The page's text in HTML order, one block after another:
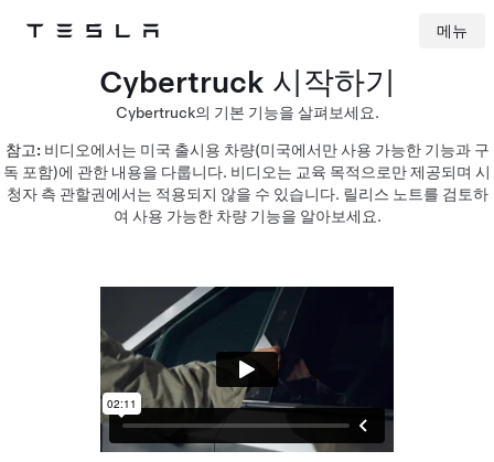
Tesla 메뉴
Cybertruck 시작하기
Cybertruck의 기본 기능을 살펴보세요.
참고: 비디오에서는 미국 출시용 차량(미국에서만 사용 가능한 기능과 구
독 포함)에 관한 내용을 다룹니다. 비디오는 교육 목적으로만 제공되며 시
청자 측 관할권에서는 적용되지 않을 수 있습니다. 릴리스 노트를 검토하
여 사용 가능한 차량 기능을 알아보세요.